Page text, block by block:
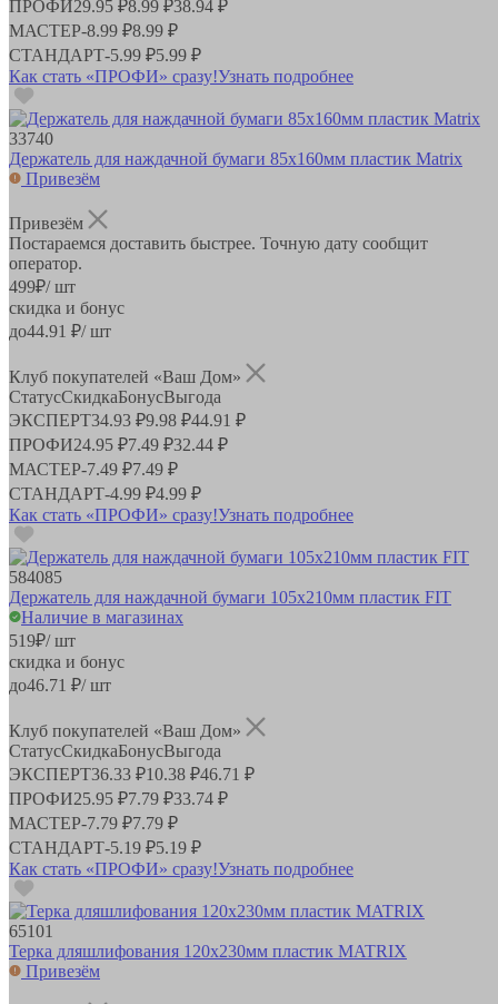
ПРОФИ29.95 ₽8.99 ₽38.94 ₽
МАСТЕР-8.99 ₽8.99 ₽
СТАНДАРТ-5.99 ₽5.99 ₽
Как стать «ПРОФИ» сразу!Узнать подробнее
33740
Держатель для наждачной бумаги 85х160мм пластик Matrix
Привезём
Привезём
Постараемся доставить быстрее. Точную дату сообщит
оператор.
499₽/ шт
скидка и бонус
до44.91 ₽/ шт
Клуб покупателей «Ваш Дом»
СтатусСкидкаБонусВыгода
ЭКСПЕРТ34.93 ₽9.98 ₽44.91 ₽
ПРОФИ24.95 ₽7.49 ₽32.44 ₽
МАСТЕР-7.49 ₽7.49 ₽
СТАНДАРТ-4.99 ₽4.99 ₽
Как стать «ПРОФИ» сразу!Узнать подробнее
584085
Держатель для наждачной бумаги 105х210мм пластик FIT
Наличие в магазинах
519₽/ шт
скидка и бонус
до46.71 ₽/ шт
Клуб покупателей «Ваш Дом»
СтатусСкидкаБонусВыгода
ЭКСПЕРТ36.33 ₽10.38 ₽46.71 ₽
ПРОФИ25.95 ₽7.79 ₽33.74 ₽
МАСТЕР-7.79 ₽7.79 ₽
СТАНДАРТ-5.19 ₽5.19 ₽
Как стать «ПРОФИ» сразу!Узнать подробнее
65101
Терка дляшлифования 120х230мм пластик MATRIX
Привезём